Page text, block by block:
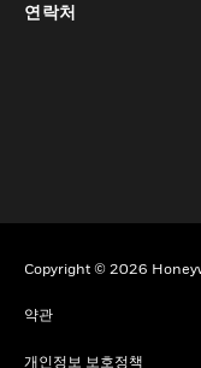
연락처
Copyright © 2026
약관
개인정보 보호정책